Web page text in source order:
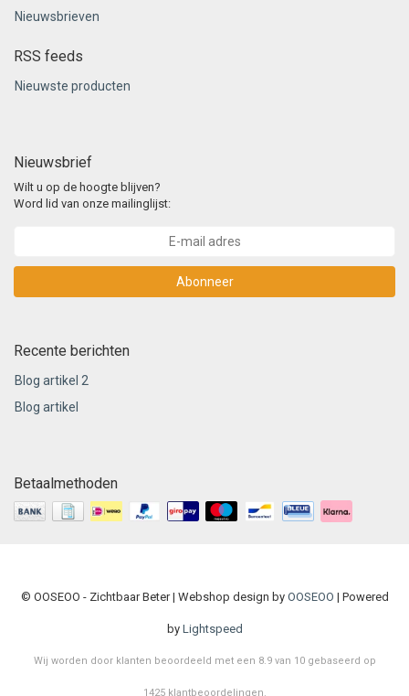
Nieuwsbrieven
RSS feeds
Nieuwste producten
Nieuwsbrief
Wilt u op de hoogte blijven?
Word lid van onze mailinglijst:
Abonneer
Recente berichten
Blog artikel 2
Blog artikel
Betaalmethoden
© OOSEOO - Zichtbaar Beter | Webshop design by OOSEOO | Powered
by Lightspeed
Wij worden door klanten beoordeeld met een 8.9van 10gebaseerd op
1425 klantbeoordelingen.